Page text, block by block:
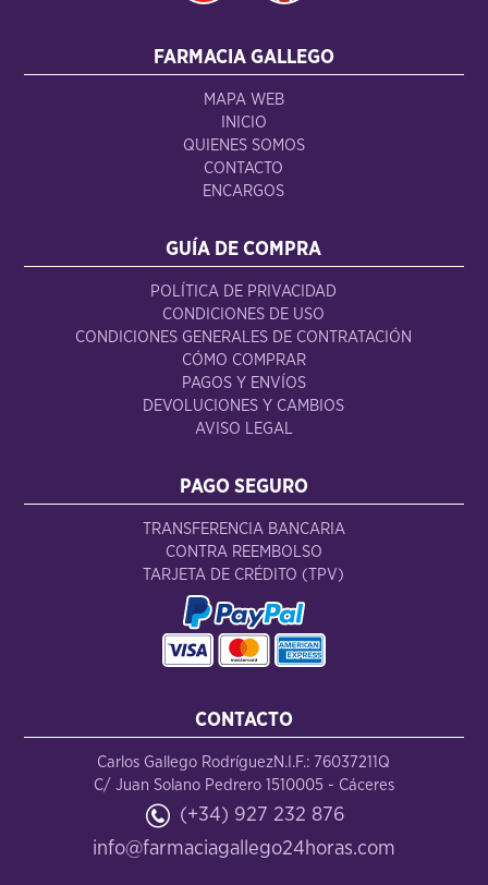
FARMACIA GALLEGO
MAPA WEB
INICIO
QUIENES SOMOS
CONTACTO
ENCARGOS
GUÍA DE COMPRA
POLÍTICA DE PRIVACIDAD
CONDICIONES DE USO
CONDICIONES GENERALES DE CONTRATACIÓN
CÓMO COMPRAR
PAGOS Y ENVÍOS
DEVOLUCIONES Y CAMBIOS
AVISO LEGAL
PAGO SEGURO
TRANSFERENCIA BANCARIA
CONTRA REEMBOLSO
TARJETA DE CRÉDITO (TPV)
CONTACTO
Carlos Gallego RodríguezN.I.F.: 76037211Q
C/ Juan Solano Pedrero 1510005 - Cáceres
(+34) 927 232 876
info@farmaciagallego24horas.com